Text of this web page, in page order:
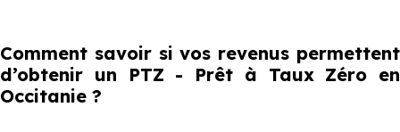
Comment savoir si vos revenus permettent
d’obtenir un PTZ - Prêt à Taux Zéro en
Occitanie ?